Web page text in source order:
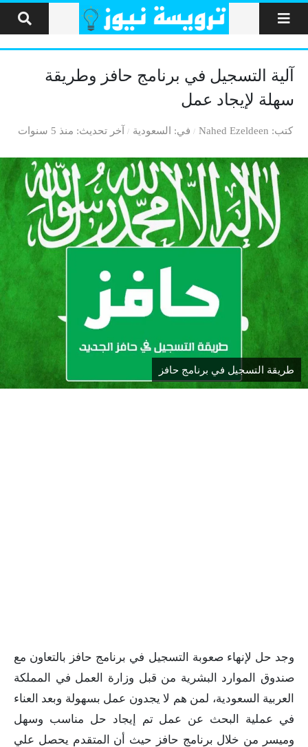
التخطي إلى المحتوى
آلية التسجيل في برنامج حافز وطريقة
سهلة لإيجاد عمل
كتب Nahed Ezeldeen في السعودية آخر تحديث منذ 5 سنوات
طريقة التسجيل في برنامج حافز
وجد حل لإنهاء صعوبة التسجيل في برنامج حافز بالتعاون مع
صندوق الموارد البشرية من قبل وزارة العمل في المملكة
العربية السعودية، لمن هم لا يجدون عمل بسهولة وبعد العناء
في عملية البحث عن عمل تم إيجاد حل مناسب وسهل
وميسر من خلال برنامج حافز حيث أن المتقدم يحصل علي